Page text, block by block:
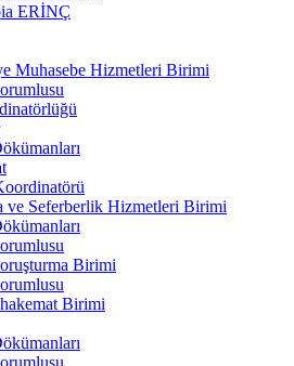
ERİNÇ
Muhasebe Hizmetleri Birimi
ve Seferberlik Hizmetleri Birimi
Birimi
Birimi